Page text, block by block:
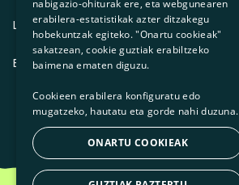
Prentsa
Gurekin lan egin
Lege-oharraPribatutasun-politikaCookieei
ES CAGLEU
GL
BASQUE
nabigazio-ohiturak ere, eta webgunearen
erabilera-estatistikak azter ditzakegu
hobekuntzak egiteko. "Onartu cookieak"
sakatzean, cookie guztiak erabiltzeko
baimena ematen diguzu.
Cookieen erabilera konfiguratu edo
mugatzeko, hautatu eta gorde nahi duzuna.
ONARTU COOKIEAK